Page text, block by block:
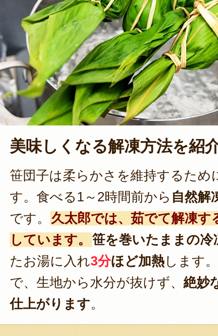
美味しくなる解凍方法を紹
笹団子は柔らかさを維持するため
す。食べる1～2時間前から 自然解
です。 久太郎では、茹でて解凍す
しています。 笹を巻いたままの冷
たお湯に入れ3分ほど加熱します
で、生地から水分が抜けず、 絶妙
仕上がります。